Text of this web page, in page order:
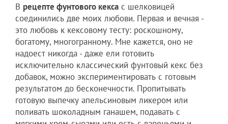
В рецепте фунтового кекса с шелковицей
соединились две моих любови. Первая и вечная -
это любовь к кексовому тесту: роскошному,
богатому, многогранному. Мне кажется, оно не
надоест никогда - даже ели готовить
исключительно классический фунтовый кекс без
добавок, можно экспериментировать с готовым
результатом до бесконечности. Пропитывать
готовую выпечку апельсиновым ликером или
поливать шоколадным ганашем, подавать с